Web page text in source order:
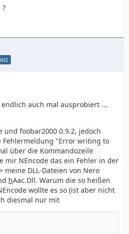
auch mal ausprobiert ...
und foobar2000 0.9.2, jedoch
Fehlermeldung "Error writing to
über die Kommandozeile
mir NEncode das ein Fehler in der
meine DLL-Dateien von Nero
hAac.Dll. Warum die so heißen
wollte es so (ist aber nicht
diesmal nur mit